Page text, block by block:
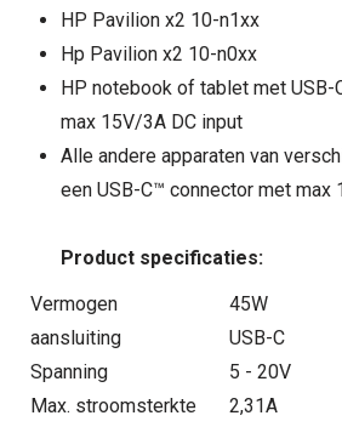
HP Pavilion x2 10-n1xx
Hp Pavilion x2 10-n0xx
HP notebook of tablet met USB-
max 15V/3A DC input
Alle andere apparaten van
een USB-C™ connector met max
Product specificaties:
Vermogen
45W
aansluiting
USB-C
Spanning
5 - 20V
Max. stroomsterkte
2,31A